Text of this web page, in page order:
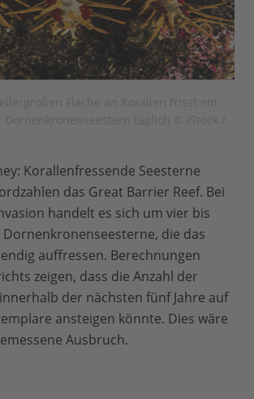
Korallenfressende Seesterne
das Great Barrier Reef. Bei
handelt es sich um vier bis
die das
auffressen. Berechnungen
zeigen, dass die Anzahl der
der nächsten fünf Jahre auf
ansteigen könnte. Dies wäre
Ausbruch.